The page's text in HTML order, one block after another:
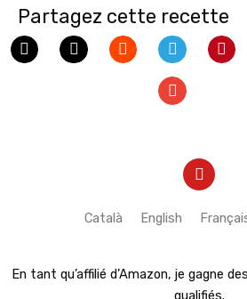
Partagez cette recette
Y
o
t
Català English
En tant qu’affilié d’Amazon, je gagne
qualifiés.